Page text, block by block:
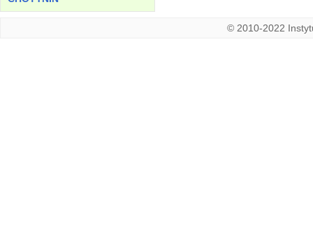
© 2010-2022